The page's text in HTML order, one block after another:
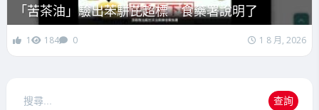
「苦茶油」驗出苯駢芘超標 食藥署說明了
1 184 0 1 8 月, 2026
搜
查詢